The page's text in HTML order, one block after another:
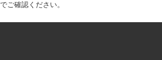
でご確認ください。